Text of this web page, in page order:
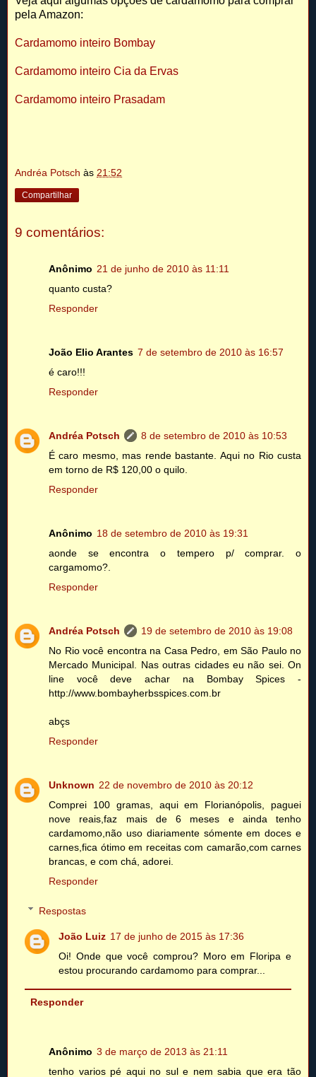
pela Amazon:
Cardamomo inteiro Bombay
Cardamomo inteiro Cia da Ervas
Cardamomo inteiro Prasadam
Andréa Potsch às 21:52
Compartilhar
9 comentários:
Anônimo 21 de junho de 2010 às 11:11
quanto custa?
Responder
João Elio Arantes 7 de setembro de 2010 às 16:57
é caro!!!
Responder
Andréa Potsch
8 de setembro de 2010 às 10:53
É caro mesmo, mas rende bastante. Aqui no Rio custa
em torno de R$ 120,00 o quilo.
Responder
Anônimo 18 de setembro de 2010 às 19:31
aonde se encontra o tempero p/ comprar. o
cargamomo?.
Responder
Andréa Potsch
19 de setembro de 2010 às 19:08
No Rio você encontra na Casa Pedro, em São Paulo no
Mercado Municipal. Nas outras cidades eu não sei. On
line você deve achar na Bombay Spices -
http://www.bombayherbsspices.com.br
abçs
Responder
Unknown 22 de novembro de 2010 às 20:12
Comprei 100 gramas, aqui em Florianópolis, paguei
nove reais,faz mais de 6 meses e ainda tenho
cardamomo,não uso diariamente sómente em doces e
carnes,fica ótimo em receitas com camarão,com carnes
brancas, e com chá, adorei.
Responder
Respostas
João Luiz 17 de junho de 2015 às 17:36
Oi! Onde que você comprou? Moro em Floripa e
estou procurando cardamomo para comprar...
Responder
Anônimo 3 de março de 2013 às 21:11
tenho varios pé aqui no sul e nem sabia que era tão